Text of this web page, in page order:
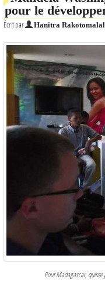
pour le
Écrit par Hanitra
Pour Madagascar,